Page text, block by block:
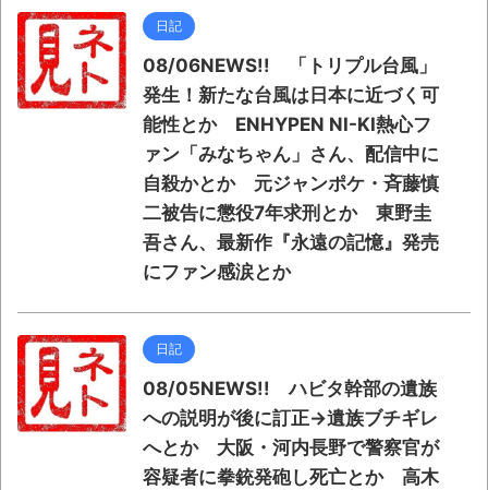
日記
08/06NEWS!! 「トリプル台風」
発生！新たな台風は日本に近づく可
能性とか ENHYPEN NI-KI熱心フ
ァン「みなちゃん」さん、配信中に
自殺かとか 元ジャンポケ・斉藤慎
二被告に懲役7年求刑とか 東野圭
吾さん、最新作『永遠の記憶』発売
にファン感涙とか
日記
08/05NEWS!! ハビタ幹部の遺族
への説明が後に訂正→遺族ブチギレ
へとか 大阪・河内長野で警察官が
容疑者に拳銃発砲し死亡とか 高木